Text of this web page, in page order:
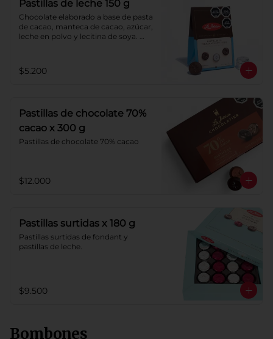
Pastillas de leche 150 g
Chocolate elaborado a base de pasta
de cacao, manteca de cacao, azúcar,
leche en polvo y lecitina de soya.
$5.200
Pastillas de chocolate 70%
cacao x 300 g
Pastillas de chocolate 70% cacao
$12.000
Pastillas surtidas x 180 g
Pastillas surtidas de fondant y
pastillas de leche.
$9.500
Bombones